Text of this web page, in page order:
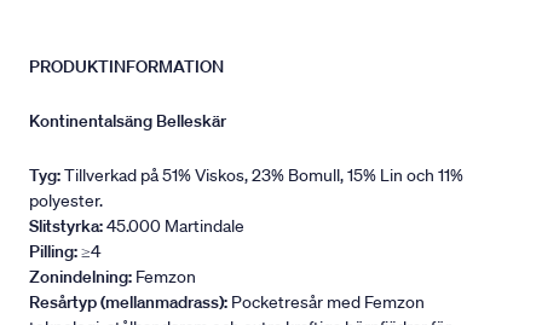
PRODUKTINFORMATION
Kontinentalsäng Belleskär
Tyg:Tillverkad på 51% Viskos, 23% Bomull, 15% Lin och 11%
polyester.
Slitstyrka:45.000 Martindale
Pilling:≥4
Zonindelning: Femzon
Resårtyp (mellanmadrass): Pocketresår med Femzon